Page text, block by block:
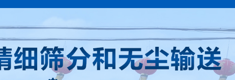
行业资讯
常见问题